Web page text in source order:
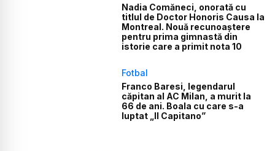
Nadia Comăneci, onorată cu
titlul de Doctor Honoris Causa la
Montreal. Nouă recunoaștere
pentru prima gimnastă din
istorie care a primit nota 10
Fotbal
Franco Baresi, legendarul
căpitan al AC Milan, a murit la
66 de ani. Boala cu care s-a
luptat „Il Capitano”